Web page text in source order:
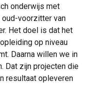
onderwijs met
oud-voorzitter van
Het doel is dat het
op niveau
Daarna willen we in
Dat zijn projecten die
resultaat opleveren